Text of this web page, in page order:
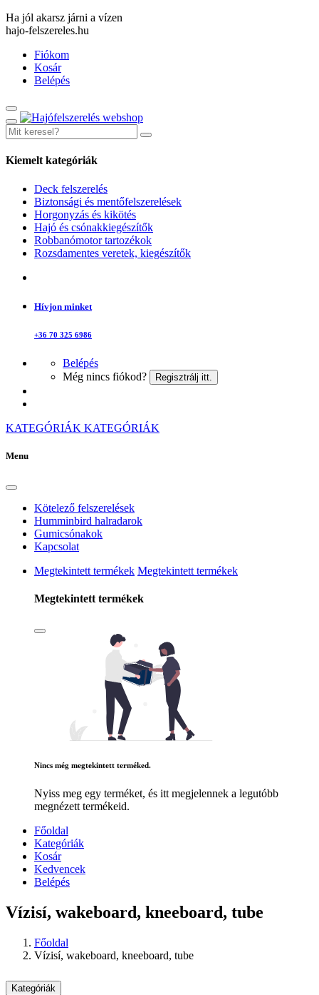
Ha jól akarsz járni a vízen
hajo-felszereles.hu
Fiókom
Kosár
Belépés
Kiemelt kategóriák
Deck felszerelés
Biztonsági és mentőfelszerelések
Horgonyzás és kikötés
Hajó és csónakkiegészítők
Robbanómotor tartozékok
Rozsdamentes veretek, kiegészítők
Hívjon minket
+36 70 325 6986
Belépés
Még nincs fiókod?
Regisztrálj itt.
KATEGÓRIÁK KATEGÓRIÁK
Menu
Kötelező felszerelések
Humminbird halradarok
Gumicsónakok
Kapcsolat
Megtekintett termékek Megtekintett termékek
Megtekintett termékek
Nincs még megtekintett terméked.
Nyiss meg egy terméket, és itt megjelennek a legutóbb
megnézett termékeid.
Főoldal
Kategóriák
Kosár
Kedvencek
Belépés
Vízisí, wakeboard, kneeboard, tube
Főoldal
Vízisí, wakeboard, kneeboard, tube
Kategóriák